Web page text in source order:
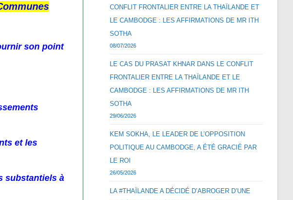
son point
et les
substantiels à
CONFLIT FRONTALIER ENTRE LA THAÏLANDE ET
LE CAMBODGE : LES AFFIRMATIONS DE MR ITH
SOTHA
08/07/2026
LE CAS DU PRASAT KHNAR DANS LE CONFLIT
FRONTALIER ENTRE LA THAÏLANDE ET LE
CAMBODGE : LES AFFIRMATIONS DE MR ITH
SOTHA
29/06/2026
KEM SOKHA, LE LEADER DE L’OPPOSITION
POLITIQUE AU CAMBODGE, A ÉTÉ GRACIÉ PAR
LE ROI
26/05/2026
LA #THAÏLANDE A DÉCIDÉ D’ABROGER D’UNE